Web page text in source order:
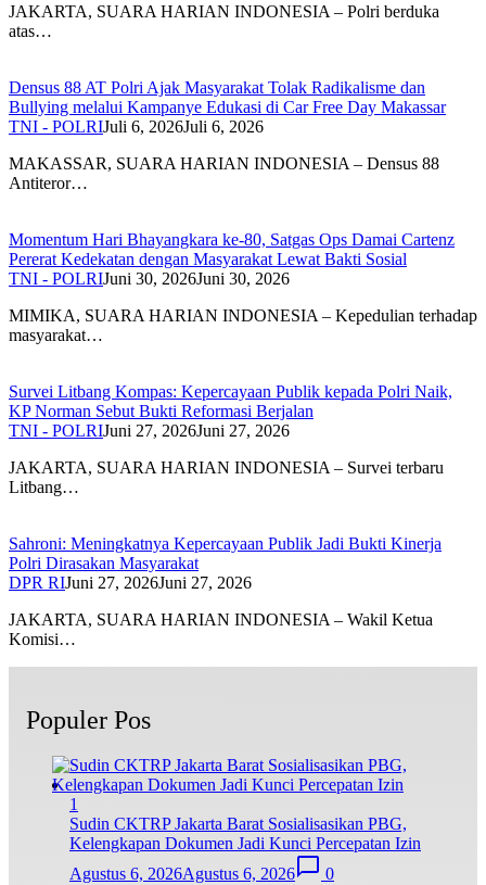
JAKARTA, SUARA HARIAN INDONESIA – Polri berduka
atas…
Densus 88 AT Polri Ajak Masyarakat Tolak Radikalisme dan
Bullying melalui Kampanye Edukasi di Car Free Day Makassar
TNI - POLRIJuli 6, 2026Juli 6, 2026
MAKASSAR, SUARA HARIAN INDONESIA – Densus 88
Antiteror…
Momentum Hari Bhayangkara ke-80, Satgas Ops Damai Cartenz
Pererat Kedekatan dengan Masyarakat Lewat Bakti Sosial
TNI - POLRIJuni 30, 2026Juni 30, 2026
MIMIKA, SUARA HARIAN INDONESIA – Kepedulian terhadap
masyarakat…
Survei Litbang Kompas: Kepercayaan Publik kepada Polri Naik,
KP Norman Sebut Bukti Reformasi Berjalan
TNI - POLRIJuni 27, 2026Juni 27, 2026
JAKARTA, SUARA HARIAN INDONESIA – Survei terbaru
Litbang…
Sahroni: Meningkatnya Kepercayaan Publik Jadi Bukti Kinerja
Polri Dirasakan Masyarakat
DPR RIJuni 27, 2026Juni 27, 2026
JAKARTA, SUARA HARIAN INDONESIA – Wakil Ketua
Komisi…
Populer Pos
1
Sudin CKTRP Jakarta Barat Sosialisasikan PBG,
Kelengkapan Dokumen Jadi Kunci Percepatan Izin
Agustus 6, 2026Agustus 6, 2026 0